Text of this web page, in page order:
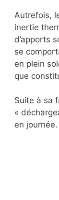
Autrefois,
inertie
d’apports
se
en plein
que
Suite à sa
«
en journée.